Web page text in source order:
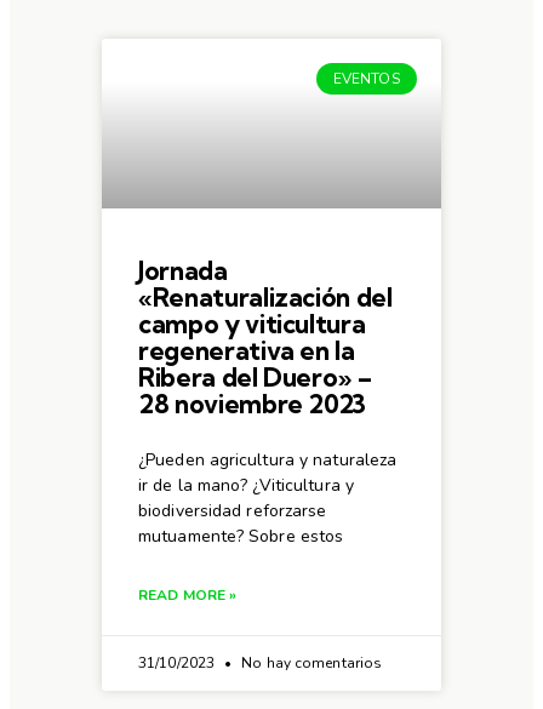
EVENTOS
Jornada
«Renaturalización del
campo y viticultura
regenerativa en la
Ribera del Duero» –
28 noviembre 2023
¿Pueden agricultura y naturaleza
ir de la mano? ¿Viticultura y
biodiversidad reforzarse
mutuamente? Sobre estos
READ MORE »
31/10/2023 No hay comentarios